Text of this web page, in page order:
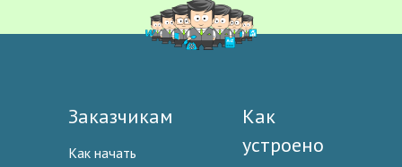
Заказчикам
Как начать
Как
устроено